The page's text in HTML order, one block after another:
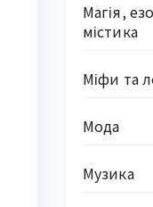
Магія,
містика
Міфи та
Мода
Музика